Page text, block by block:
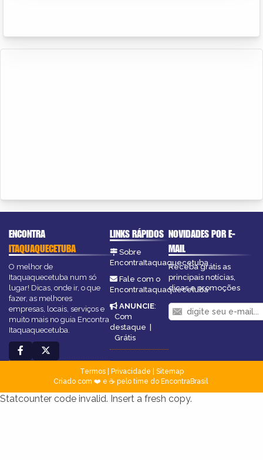
ENCONTRA
ITAQUAQUECETUBA
O melhor de
Itaquaquecetuba num só
lugar! Dicas, onde ir, o que
fazer, as melhores
empresas, locais, serviços e
muito mais no guia Encontra
Itaquaquecetuba.
LINKS RÁPIDOS
Sobre
EncontraItaquaquecetuba
Fale com o
EncontraItaquaquecetuba
ANUNCIE:
Com
destaque |
Grátis
NOVIDADES POR E-
MAIL
Receba grátis as
principais notícias,
dicas e promoções
Termos| Privacidade
Sitemap
Criado com ❤️ e ☕ pelo time do EncontraBrasil
Statcounter code invalid. Insert a fresh copy.